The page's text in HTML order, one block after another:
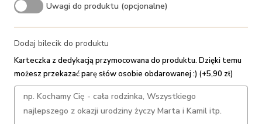
Uwagi do produktu (opcjonalne)
Dodaj bilecik do produktu
Karteczka z dedykacją przymocowana do produktu. Dzięki temu
możesz przekazać parę słów osobie obdarowanej :) (+5,90 zł)